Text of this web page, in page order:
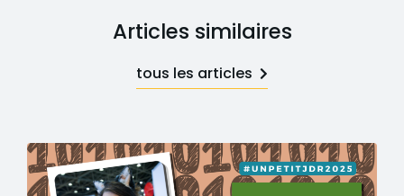
Articles similaires
tous les articles